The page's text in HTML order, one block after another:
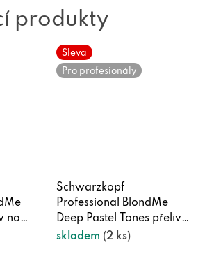
produkty
na
Sleva
Pro profesionály
Schwarzkopf
Professional BlondMe
Deep Pastel Tones přeliv
na vlasy 60 ml
skladem (2 ks)